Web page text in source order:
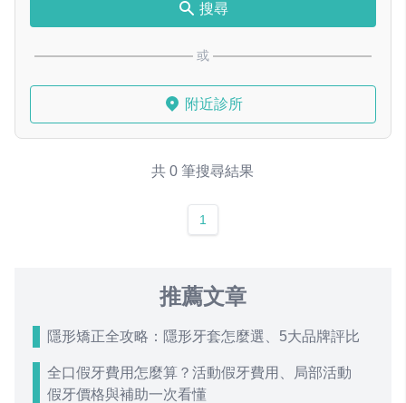
搜尋
或
附近診所
共 0 筆搜尋結果
1
推薦文章
隱形矯正全攻略：隱形牙套怎麼選、5大品牌評比
全口假牙費用怎麼算？活動假牙費用、局部活動
假牙價格與補助一次看懂